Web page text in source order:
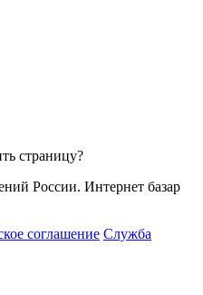
страницу?
России. Интернет базар
соглашение Служба